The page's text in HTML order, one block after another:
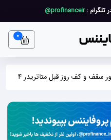
تلگرام :profinanceir@
0
item
سقف و کف روز قبل متاتریدر 4